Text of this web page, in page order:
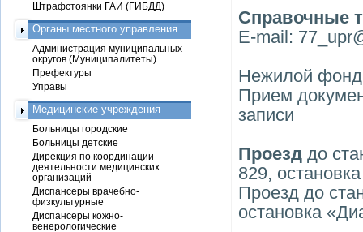
Справочные
E-mail:
Нежилой фонд
Прием
записи
Проезд до
829,
Проезд до
остановка
Штрафстоянки ГАИ (ГИБДД)
Органы местного управления
Администрация муниципальных
округов (Муниципалитеты)
Префектуры
Управы
Медицинские учреждения
Больницы городские
Больницы детские
Дирекция по координации
деятельности медицинских
организаций
Диспансеры врачебно-
физкультурные
Диспансеры кожно-
венерологические